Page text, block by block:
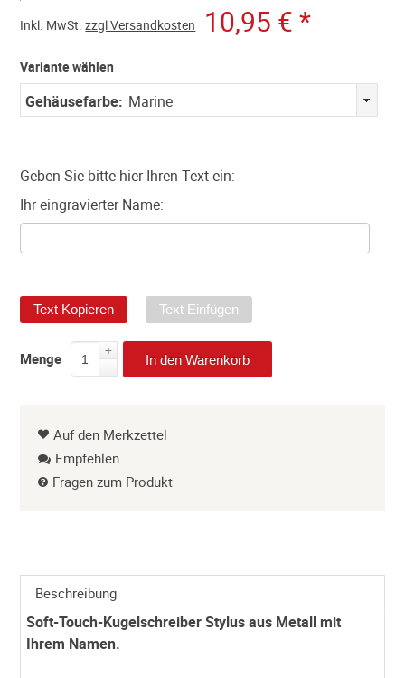
10,95 € *
Inkl. MwSt.zzgl Versandkosten
Variante wählen
Gehäusefarbe: Marine
Geben Sie bitte hier Ihren Text ein:
Ihr eingravierter Name:
Text Kopieren Text Einfügen
Menge
+
-
In den Warenkorb
Auf den Merkzettel
Empfehlen
Fragen zum Produkt
Beschreibung
Soft-Touch-Kugelschreiber Stylus aus Metall mit
Ihrem Namen.